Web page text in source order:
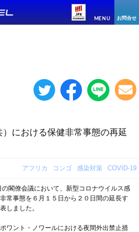
MENU お問合せ
における保健非常事態の再延
アフリカ コンゴ 感染対策 COVID-19
閣僚会議において、新型コロナウイルス感
常事態を６月１５日から２０日間の延長す
しました。
ワント・ノワールにおける夜間外出禁止措